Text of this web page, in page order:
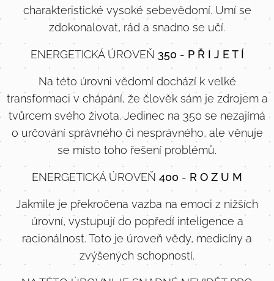
charakteristické vysoké sebevědomí. Umí se
zdokonalovat, rád a snadno se učí.
ENERGETICKÁ ÚROVEŇ 350 - P Ř I J E T Í
Na této úrovni vědomí dochází k velké
transformaci v chápání, že člověk sám je zdrojem a
tvůrcem svého života. Jedinec na 350 se nezajímá
o určování správného či nesprávného, ale věnuje
se místo toho řešení problémů.
ENERGETICKÁ ÚROVEŇ 400 - R O Z U M
Jakmile je překročena vazba na emoci z nižších
úrovní, vystupují do popředí inteligence a
racionálnost. Toto je úroveň vědy, medicíny a
zvýšených schopností.